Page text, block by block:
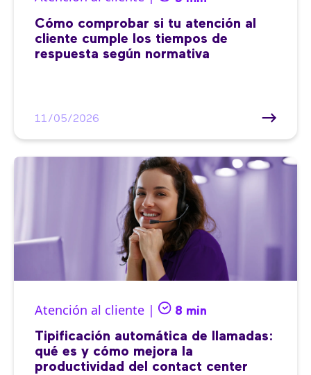
Cómo comprobar si tu atención al
cliente cumple los tiempos de
respuesta según normativa
11/05/2026
Atención al cliente | 8 min
Tipificación automática de llamadas:
qué es y cómo mejora la
productividad del contact center